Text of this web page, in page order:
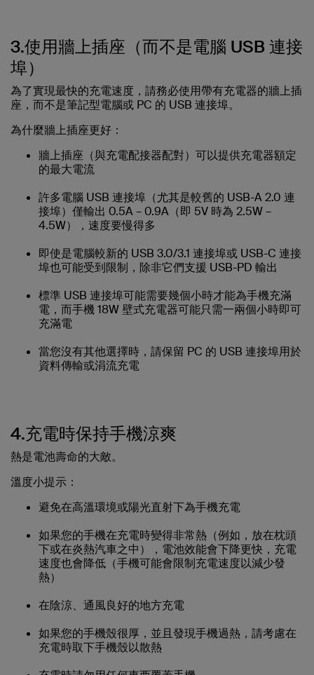
3.使用牆上插座（而不是電腦 USB 連接
埠）
為了實現最快的充電速度，請務必使用帶有充電器的牆上插
座，而不是筆記型電腦或 PC 的 USB 連接埠。
為什麼牆上插座更好：
牆上插座（與充電配接器配對）可以提供充電器額定
的最大電流
許多電腦 USB 連接埠（尤其是較舊的 USB-A 2.0 連
接埠）僅輸出 0.5A – 0.9A（即 5V 時為 2.5W –
4.5W），速度要慢得多
即使是電腦較新的 USB 3.0/3.1 連接埠或 USB-C 連接
埠也可能受到限制，除非它們支援 USB-PD 輸出
標準 USB 連接埠可能需要幾個小時才能為手機充滿
電，而手機 18W 壁式充電器可能只需一兩個小時即可
充滿電
當您沒有其他選擇時，請保留 PC 的 USB 連接埠用於
資料傳輸或涓流充電
4.充電時保持手機涼爽
熱是電池壽命的大敵。
溫度小提示：
避免在高溫環境或陽光直射下為手機充電
如果您的手機在充電時變得非常熱（例如，放在枕頭
下或在炎熱汽車之中），電池效能會下降更快，充電
速度也會降低（手機可能會限制充電速度以減少發
熱）
在陰涼、通風良好的地方充電
如果您的手機殼很厚，並且發現手機過熱，請考慮在
充電時取下手機殼以散熱